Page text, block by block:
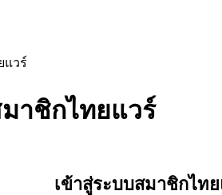
าชิกไทยแวร์
เข้าสู่ระบบสมาชิกไท